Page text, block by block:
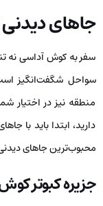
جاهای
سفر به کوش آداسی نه
سواحل شگفت‌انگیز
منطقه نیز در اختیار
دارید، ابتدا باید با
محبوب‌ترین جاهای
جزیره کبوتر